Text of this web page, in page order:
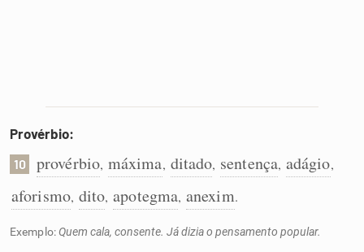
Provérbio:
10 provérbio, máxima, ditado, sentença, adágio,
aforismo, dito, apotegma, anexim.
Exemplo:Quem cala, consente. Já dizia o pensamento popular.